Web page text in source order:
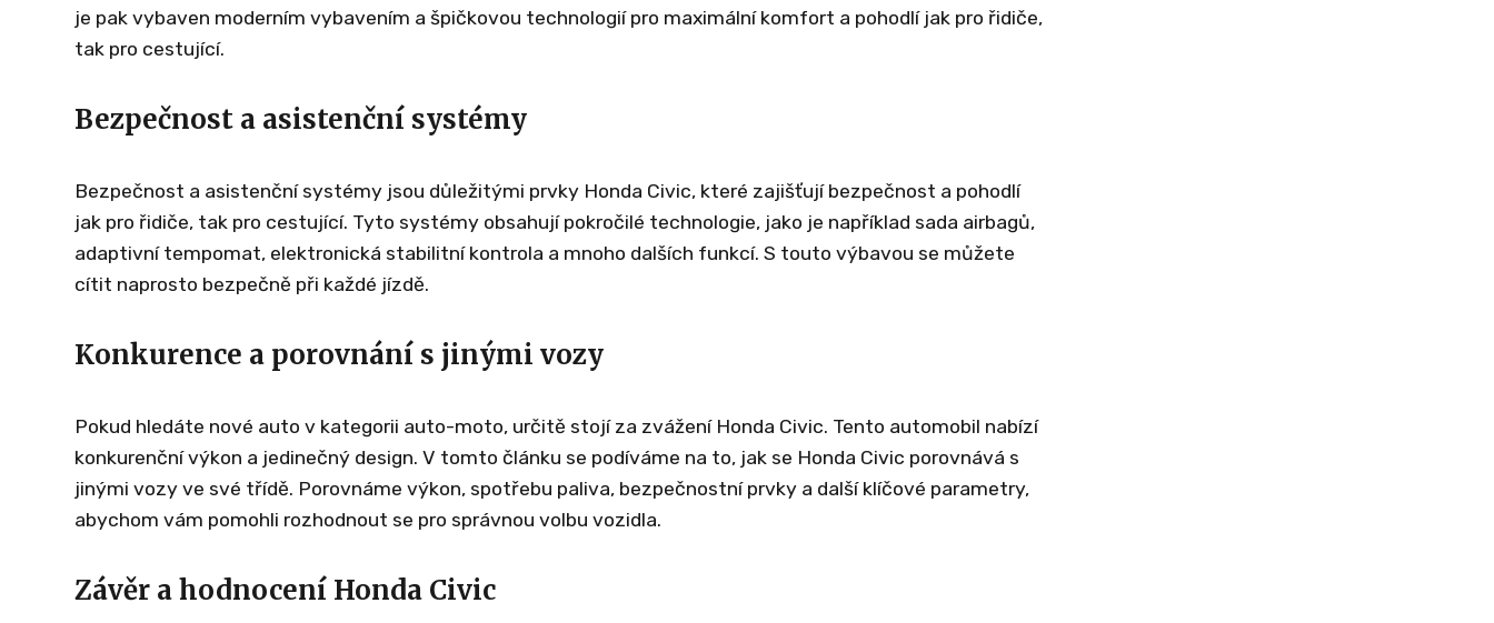
je pak vybaven moderním vybavením a špičkovou technologií pro maximální komfort a pohodlí jak pro řidiče,
tak pro cestující.
Bezpečnost a asistenční systémy
Bezpečnost a asistenční systémy jsou důležitými prvky Honda Civic, které zajišťují bezpečnost a pohodlí
jak pro řidiče, tak pro cestující. Tyto systémy obsahují pokročilé technologie, jako je například sada airbagů,
adaptivní tempomat, elektronická stabilitní kontrola a mnoho dalších funkcí. S touto výbavou se můžete
cítit naprosto bezpečně při každé jízdě.
Konkurence a porovnání s jinými vozy
Pokud hledáte nové auto v kategorii auto-moto, určitě stojí za zvážení Honda Civic. Tento automobil nabízí
konkurenční výkon a jedinečný design. V tomto článku se podíváme na to, jak se Honda Civic porovnává s
jinými vozy ve své třídě. Porovnáme výkon, spotřebu paliva, bezpečnostní prvky a další klíčové parametry,
abychom vám pomohli rozhodnout se pro správnou volbu vozidla.
Závěr a hodnocení Honda Civic